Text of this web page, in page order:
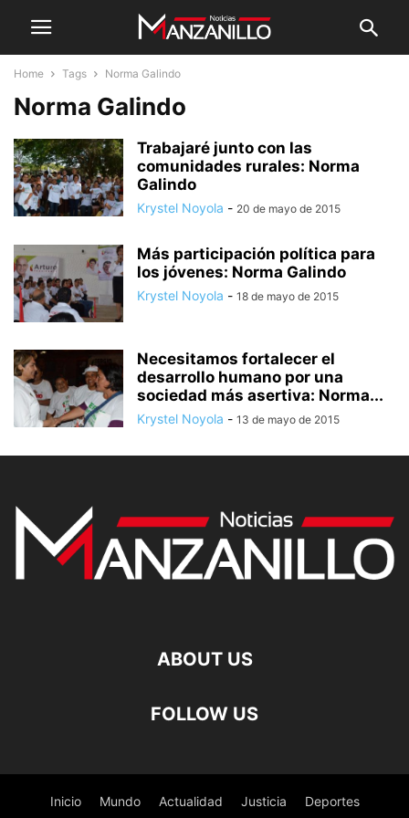
Home Tags Norma Galindo
Norma Galindo
Trabajaré junto con las
comunidades rurales: Norma
Galindo
Krystel Noyola - 20 de mayo de 2015
Más participación política para
los jóvenes: Norma Galindo
Krystel Noyola - 18 de mayo de 2015
Necesitamos fortalecer el
desarrollo humano por una
sociedad más asertiva: Norma...
Krystel Noyola - 13 de mayo de 2015
ABOUT US
FOLLOW US
Inicio Mundo Actualidad Justicia Deportes